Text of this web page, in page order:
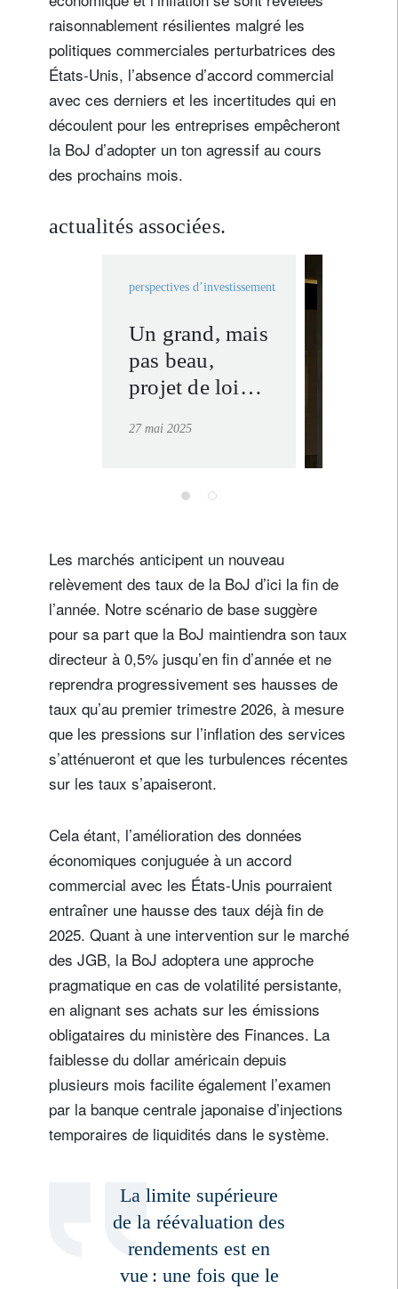
raisonnablement résilientes malgré les
politiques commerciales perturbatrices des
États-Unis, l’absence d’accord commercial
avec ces derniers et les incertitudes qui en
découlent pour les entreprises empêcheront
la BoJ d’adopter un ton agressif au cours
des prochains mois.
actualités associées.
perspectives d’investissement
Un grand, mais
pas beau,
projet de loi
américain
27 mai 2025
Les marchés anticipent un nouveau
relèvement des taux de la BoJ d’ici la fin de
l’année. Notre scénario de base suggère
pour sa part que la BoJ maintiendra son taux
directeur à 0,5% jusqu’en fin d’année et ne
reprendra progressivement ses hausses de
taux qu’au premier trimestre 2026, à mesure
que les pressions sur l’inflation des services
s’atténueront et que les turbulences récentes
sur les taux s’apaiseront.
Cela étant, l’amélioration des données
économiques conjuguée à un accord
commercial avec les États-Unis pourraient
entraîner une hausse des taux déjà fin de
2025. Quant à une intervention sur le marché
des JGB, la BoJ adoptera une approche
pragmatique en cas de volatilité persistante,
en alignant ses achats sur les émissions
obligataires du ministère des Finances. La
faiblesse du dollar américain depuis
plusieurs mois facilite également l’examen
par la banque centrale japonaise d’injections
temporaires de liquidités dans le système.
La limite supérieure
de la réévaluation des
rendements est en
vue : une fois que le
Pays de résidence
Je ne suis pas résident ou citoyen des Etats-Unis
Vos informations seront utilisées conformément à
notrepolitique de confidentialité.